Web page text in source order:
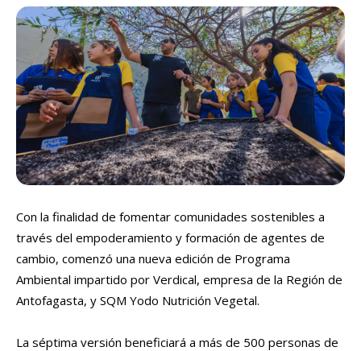
Con la finalidad de fomentar comunidades sostenibles a
través del empoderamiento y formación de agentes de
cambio, comenzó una nueva edición de Programa
Ambiental impartido por Verdical, empresa de la Región de
Antofagasta, y SQM Yodo Nutrición Vegetal.
La séptima versión beneficiará a más de 500 personas de